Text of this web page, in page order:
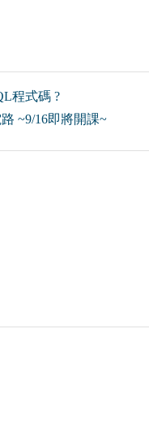
程式碼 ?
~9/16即將開課~